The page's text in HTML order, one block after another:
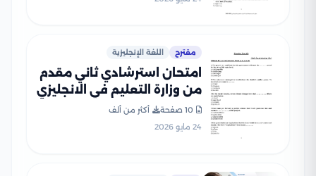
مقترح اللغة الإنجليزية
امتحان استرشادي ثاني مقدم
من وزارة التعليم في الانجليزي
للثانوية العامة 2026
10 صفحة
أكثر من ألف
24 مايو 2026